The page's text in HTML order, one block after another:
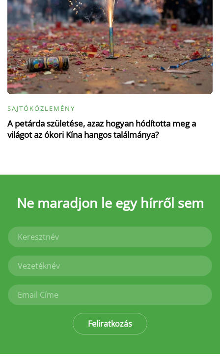
SAJTÓKÖZLEMÉNY
A petárda születése, azaz hogyan hódította meg a
világot az ókori Kína hangos találmánya?
Ne maradjon le egy hírről sem
Feliratkozás